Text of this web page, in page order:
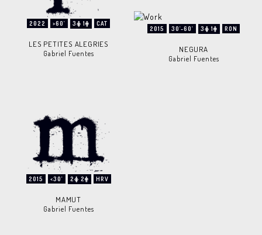
2022 >60' 3 1 CAT
LES PETITES ALEGRIES
Gabriel Fuentes
2015 30'-60' 3 1 RON
NEGURA
Gabriel Fuentes
2015 <30' 2 2 HRV
MAMUT
Gabriel Fuentes